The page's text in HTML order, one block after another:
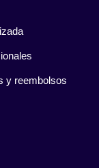
y reembolsos